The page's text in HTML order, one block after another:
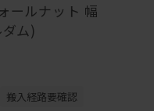
ールナット 幅
ム)
搬入経路要確認